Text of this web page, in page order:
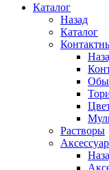
Каталог
Назад
Каталог
Растворы